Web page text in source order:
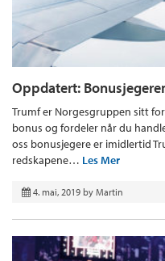
Oppdatert:
Trumf er Norgesgruppen sitt
bonus og fordeler når du
oss bonusjegere er imidlertid
redskapene… Les Mer
4. mai, 2019 by Martin